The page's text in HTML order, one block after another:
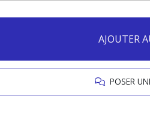
AJOUTER
POSER